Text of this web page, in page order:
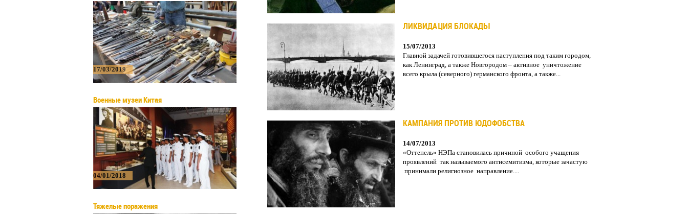
17/03/2019
Военные музеи Китая
04/01/2018
Тяжелые поражения
ЛИКВИДАЦИЯ БЛОКАДЫ
15/07/2013
Главной задачей готовившегося наступления под таким городом,
как Ленинград, а также Новгородом – активное уничтожение
всего крыла (северного) германского фронта, а также...
КАМПАНИЯ ПРОТИВ ЮДОФОБСТВА
14/07/2013
«Оттепель» НЭПа становилась причиной особого учащения
проявлений так называемого антисемитизма, которые зачастую
принимали религиозное направление....